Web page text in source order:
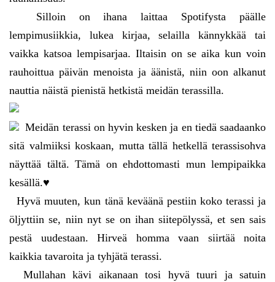
Silloin on ihana laittaa Spotifysta päälle
lempimusiikkia, lukea kirjaa, selailla kännykkää tai
vaikka katsoa lempisarjaa. Iltaisin on se aika kun voin
rauhoittua päivän menoista ja äänistä, niin oon alkanut
nauttia näistä pienistä hetkistä meidän terassilla.
Meidän terassi on hyvin kesken ja en tiedä saadaanko
sitä valmiiksi koskaan, mutta tällä hetkellä terassisohva
näyttää tältä. Tämä on ehdottomasti mun lempipaikka
kesällä.♥
Hyvä muuten, kun tänä keväänä pestiin koko terassi ja
öljyttiin se, niin nyt se on ihan siitepölyssä, et sen sais
pestä uudestaan. Hirveä homma vaan siirtää noita
kaikkia tavaroita ja tyhjätä terassi.
Mullahan kävi aikanaan tosi hyvä tuuri ja satuin